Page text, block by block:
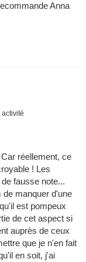
Anna
réellement, ce
! Les
fausse note...
de manquer d'une
est pompeux
de cet aspect si
auprès de ceux
que je n'en fait
en soit, j'ai